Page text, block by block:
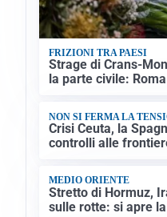
FRIZIONI TRA PAESI
Strage di Crans-
la parte civile:
NON SI FERMA LA
Crisi Ceuta, la
controlli alle
MEDIO ORIENTE
Stretto di Hormuz,
sulle rotte: si apre